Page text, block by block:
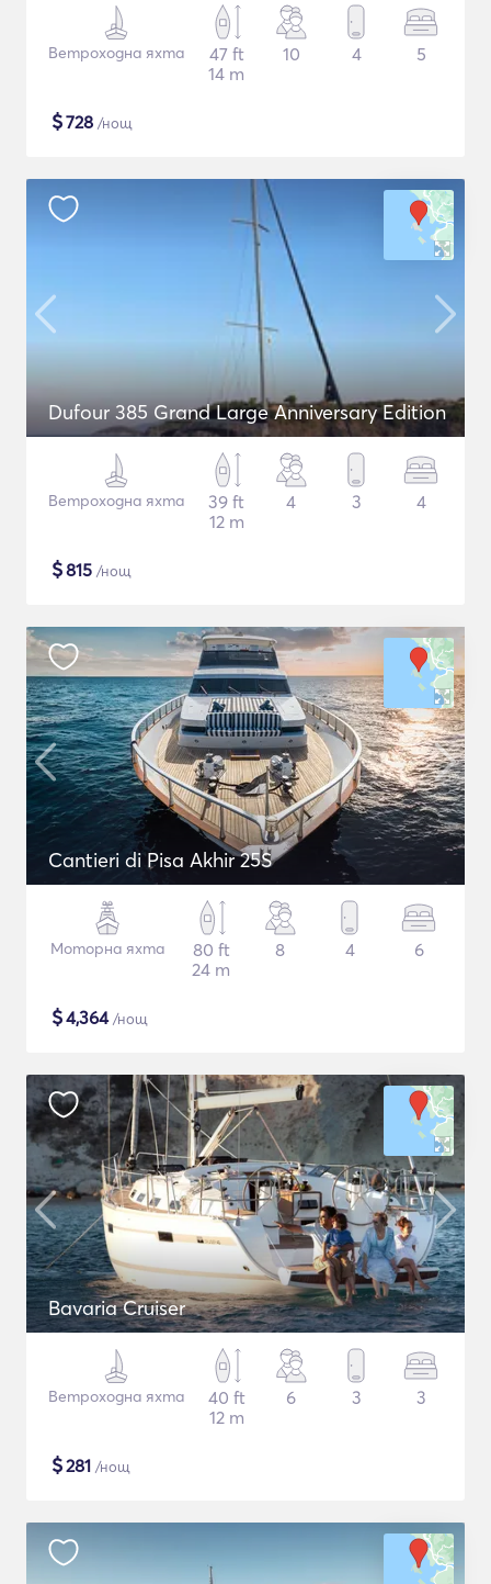
Ветроходна яхта
47 ft
14 m
10 4 5
$728 /нощ
Dufour 385 Grand Large Anniversary Edition
Ветроходна яхта
39 ft
12 m
4 3 4
$815 /нощ
Cantieri di Pisa Akhir 25S
Моторна яхта
80 ft
24 m
8 4 6
$4,364/нощ
Bavaria Cruiser
Ветроходна яхта
40 ft
12 m
6 3 3
$281 /нощ